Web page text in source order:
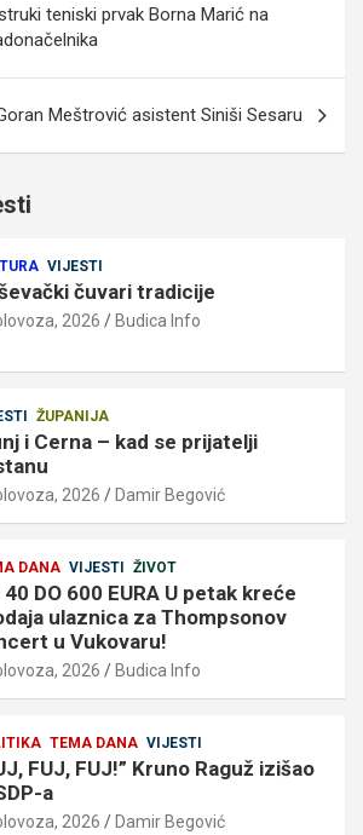
teniski prvak Borna Marić na
Meštrović asistent Siniši Sesaru
VIJESTI
čuvari tradicije
2026 Budica Info
ŽUPANIJA
i Cerna – kad se prijatelji
2026 Damir Begović
DANA VIJESTI ŽIVOT
40 DO 600 EURA U petak kreće
ulaznica za Thompsonov
u Vukovaru!
2026 Budica Info
TEMA DANA VIJESTI
FUJ, FUJ!” Kruno Raguž izišao
a
2026 Damir Begović